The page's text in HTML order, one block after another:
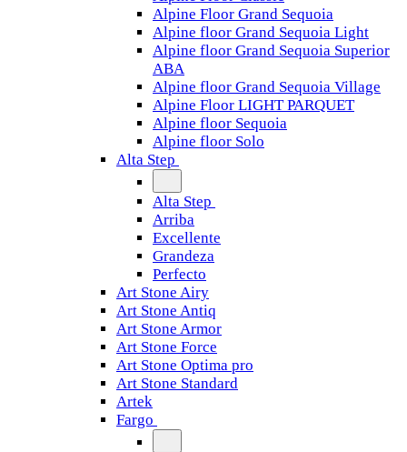
Alpine Floor Grand Sequoia
Alpine floor Grand Sequoia Light
Alpine floor Grand Sequoia Superior
ABA
Alpine floor Grand Sequoia Village
Alpine Floor LIGHT PARQUET
Alpine floor Sequoia
Alpine floor Solo
Alta Step
Alta Step
Arriba
Excellente
Grandeza
Perfecto
Art Stone Airy
Art Stone Antiq
Art Stone Armor
Art Stone Force
Art Stone Optima pro
Art Stone Standard
Artek
Fargo